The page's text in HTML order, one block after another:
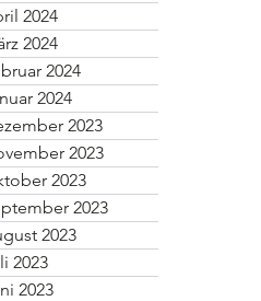
2024
2024
2024
2024
2023
2023
2023
2023
2023
2023
2023